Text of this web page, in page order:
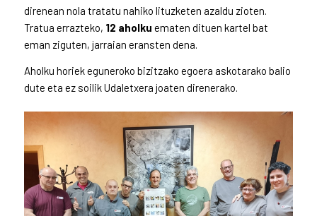
direnean nola tratatu nahiko lituzketen azaldu zioten.
Tratua errazteko, 12 aholku ematen dituen kartel bat
eman ziguten, jarraian eransten dena.
Aholku horiek eguneroko bizitzako egoera askotarako balio
dute eta ez soilik Udaletxera joaten direnerako.